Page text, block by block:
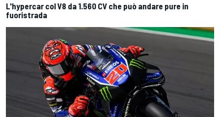
L'hypercar col V8 da 1.560 CV che può andare pure in
fuoristrada